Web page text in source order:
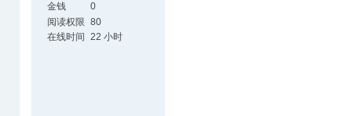
金钱
0
阅读权限 80
在线时间 22 小时